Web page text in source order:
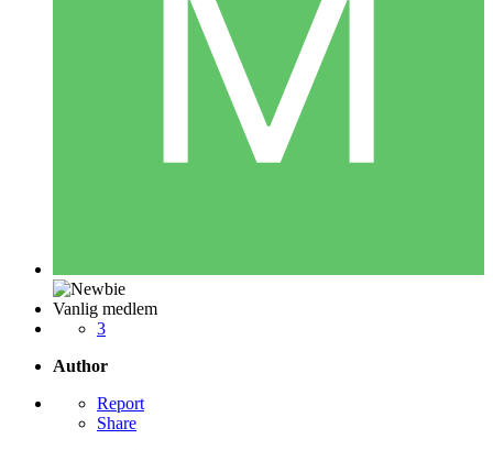
Vanlig medlem
3
Author
Report
Share